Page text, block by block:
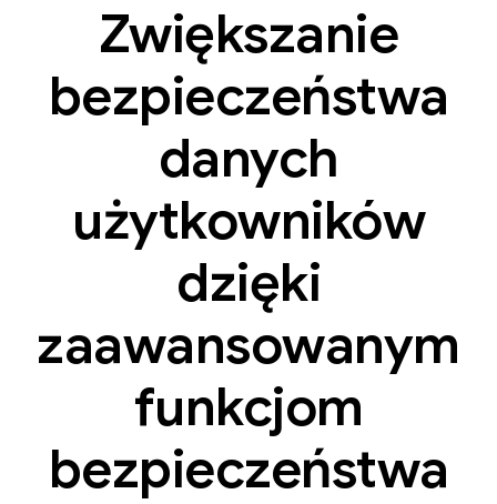
Zwiększanie
bezpieczeństwa
danych
użytkowników
dzięki
zaawansowanym
funkcjom
bezpieczeństwa